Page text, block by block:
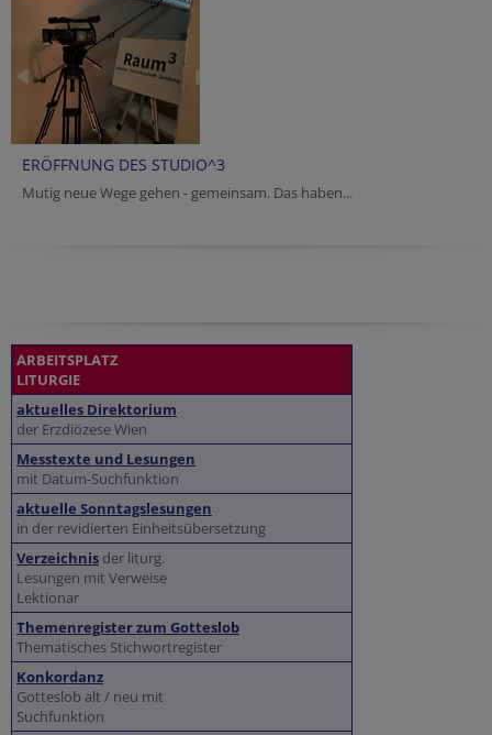
ERÖFFNUNG DES STUDIO^3
Mutig neue Wege gehen - gemeinsam. Das haben...
ARBEITSPLATZ
LITURGIE
aktuelles Direktorium
der Erzdiözese Wien
Messtexte und Lesungen
mit Datum-Suchfunktion
aktuelle Sonntagslesungen
in der revidierten Einheitsübersetzung
Verzeichnis der liturg.
Lesungen mit Verweise
Lektionar
Themenregister zum Gotteslob
Thematisches Stichwortregister
Konkordanz
Gotteslob alt / neu mit
Suchfunktion